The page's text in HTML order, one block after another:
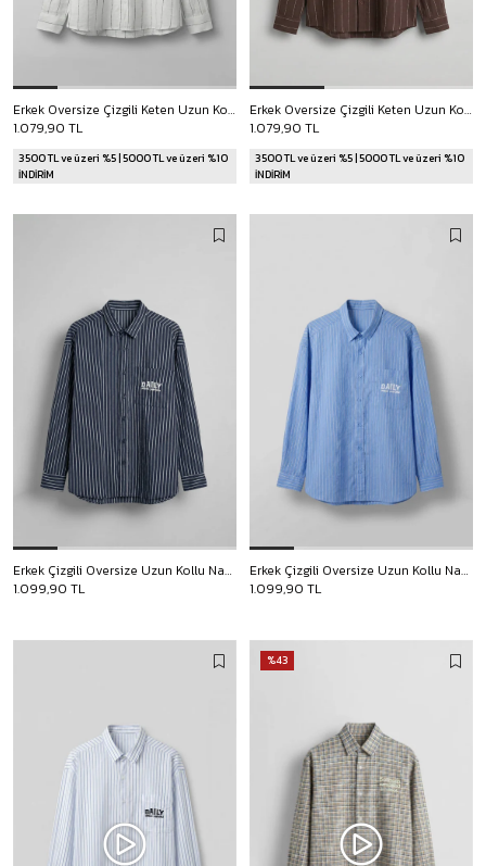
Erkek Oversize Çizgili Keten Uzun Kollu Gömlek Beyaz
1.079,90 TL
3500 TL ve üzeri %5 | 5000 TL ve üzeri %10
İNDİRİM
Erkek Oversize Çizgili Keten Uzun Kollu Gömlek Kahverengi
1.079,90 TL
3500 TL ve üzeri %5 | 5000 TL ve üzeri %10
İNDİRİM
Erkek Çizgili Oversize Uzun Kollu Nakış Detaylı Gömlek Lacivert
1.099,90 TL
Erkek Çizgili Oversize Uzun Kollu Nakış Detaylı Gömlek Mavi
1.099,90 TL
%43